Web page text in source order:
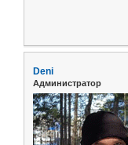
Deni
Администратор